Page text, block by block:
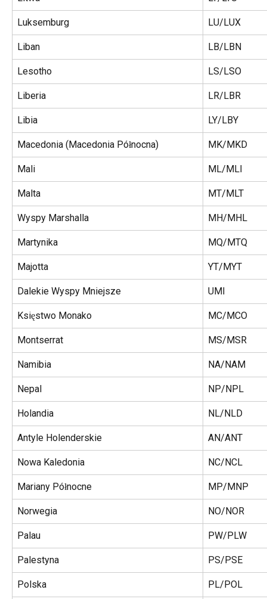
Luksemburg LU/LUX
Liban LB/LBN
Lesotho LS/LSO
Liberia LR/LBR
Libia LY/LBY
Macedonia (Macedonia Północna) MK/MKD
Mali ML/MLI
Malta MT/MLT
Wyspy Marshalla MH/MHL
Martynika MQ/MTQ
Majotta YT/MYT
Dalekie Wyspy Mniejsze UMI
Księstwo Monako MC/MCO
Montserrat MS/MSR
Namibia NA/NAM
Nepal NP/NPL
Holandia NL/NLD
Antyle Holenderskie AN/ANT
Nowa Kaledonia NC/NCL
Mariany Północne MP/MNP
Norwegia NO/NOR
Palau PW/PLW
Palestyna PS/PSE
Polska PL/POL